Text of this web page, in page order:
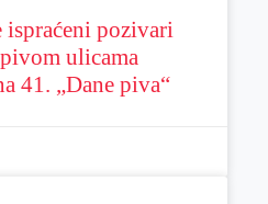
ispraćeni pozivari
ulicama
41. „Dane piva“